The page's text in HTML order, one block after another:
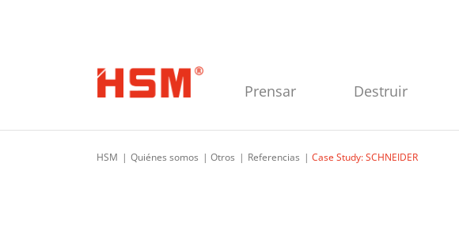
Prensar Destruir
HSM Quiénes somos Otros Referencias Case Study: SCHNEIDER